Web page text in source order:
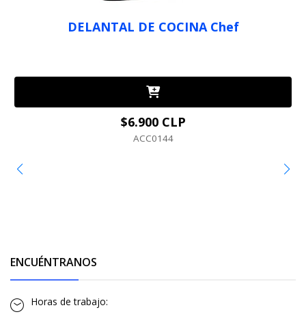
DELANTAL DE COCINA Chef
$6.900 CLP
ACC0144
ENCUÉNTRANOS
Horas de trabajo: